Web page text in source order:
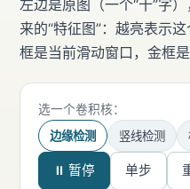
左边是原图（一个“十”字
来的“特征图”：越亮表示
框是当前滑动窗口，金框
选一个卷积核：
边缘检测
竖线检测
▶ 自动滑动